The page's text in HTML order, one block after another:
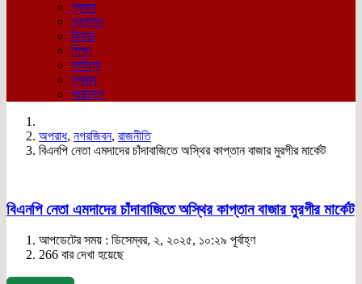
প্রবাস
প্রশাসন
ফিচার
শিক্ষা
সাহিত্য
স্বাস্থ্য
সারাদেশ
অপরাধ, নগরজিবন, রাজনীতি
বিএনপি নেতা এমদাদের চাঁদাবাজিতে অস্থির কাপ্তান বাজার মুরগীর মার্কেট
বিএনপি নেতা এমদাদের চাঁদাবাজিতে অস্থির কাপ্তান বাজার মুরগীর মার্কেট
আপডেটের সময় : ডিসেম্বর, ২, ২০২৫, ১০:২৯ পূর্বাহ্ণ
266 বার দেখা হয়েছে